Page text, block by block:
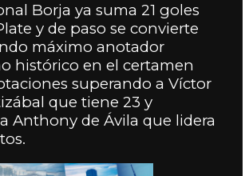
Borja ya suma 21 goles
y de paso se convierte
máximo anotador
histórico en el certamen
superando a Víctor
que tiene 23 y
Anthony de Ávila que lidera